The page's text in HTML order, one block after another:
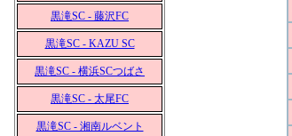
黒滝SC - 藤沢FC
黒滝SC - KAZU SC
黒滝SC - 横浜SCつばさ
黒滝SC - 太尾FC
黒滝SC - 湘南ルベント